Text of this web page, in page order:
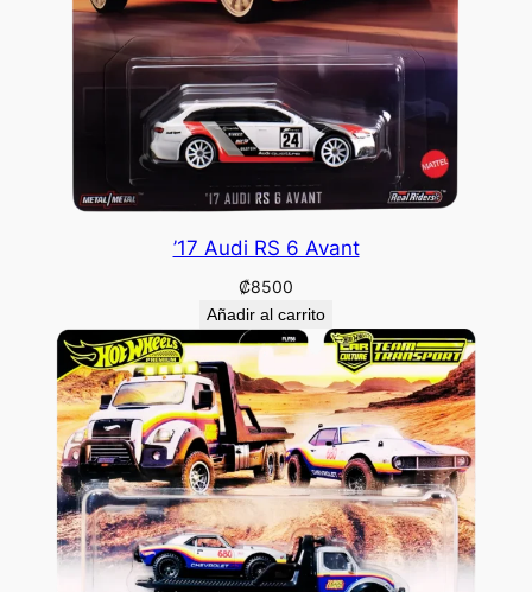
’17 Audi RS 6 Avant
₡8500
Añadir al carrito